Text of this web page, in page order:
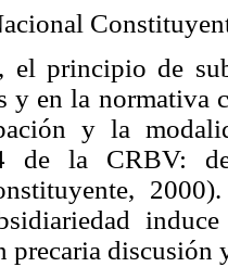
el principio de
y en la normativa
y la
de la CRBV:
precaria discusión